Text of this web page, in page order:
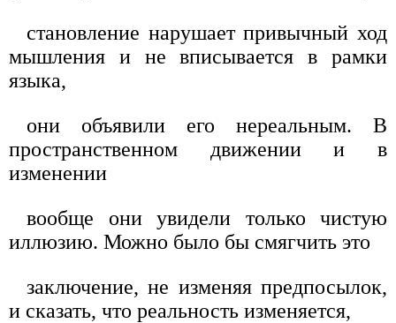
становление нарушает привычный ход
мышления и не вписывается в рамки
языка,
они объявили его нереальным. В
пространственном движении и в
изменении
вообще они увидели только чистую
иллюзию. Можно было бы смягчить это
заключение, не изменяя предпосылок,
и сказать, что реальность изменяется,